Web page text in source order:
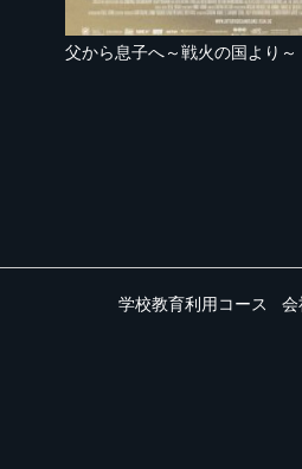
父から息子へ～戦火の国より～
学校教育利用コース 会